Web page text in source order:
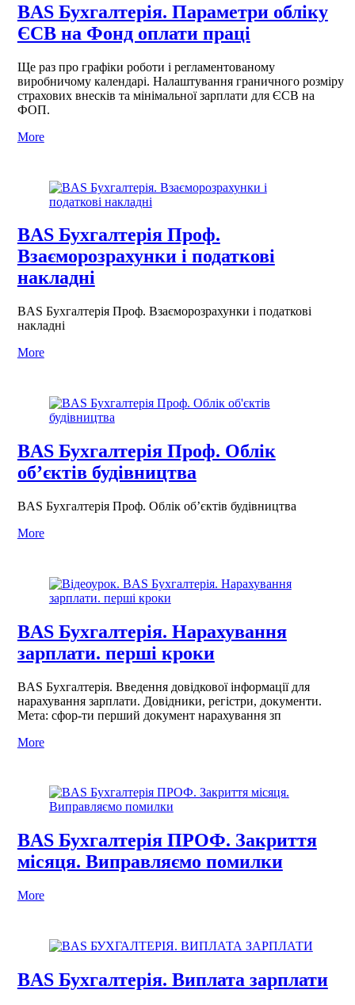
BAS Бухгалтерія. Параметри обліку
ЄСВ на Фонд оплати праці
Ще раз про графіки роботи і регламентованому
виробничому календарі. Налаштування граничного розміру
страхових внесків та мінімальної зарплати для ЄСВ на
ФОП.
More
BAS Бухгалтерія Проф.
Взаєморозрахунки і податкові
накладні
BAS Бухгалтерія Проф. Взаєморозрахунки і податкові
накладні
More
BAS Бухгалтерія Проф. Облік
об’єктів будівництва
BAS Бухгалтерія Проф. Облік об’єктів будівництва
More
BAS Бухгалтерія. Нарахування
зарплати. перші кроки
BAS Бухгалтерія. Введення довідкової інформації для
нарахування зарплати. Довідники, регістри, документи.
Мета: сфор-ти перший документ нарахування зп
More
BAS Бухгалтерія ПРОФ. Закриття
місяця. Виправляємо помилки
More
BAS Бухгалтерія. Виплата зарплати